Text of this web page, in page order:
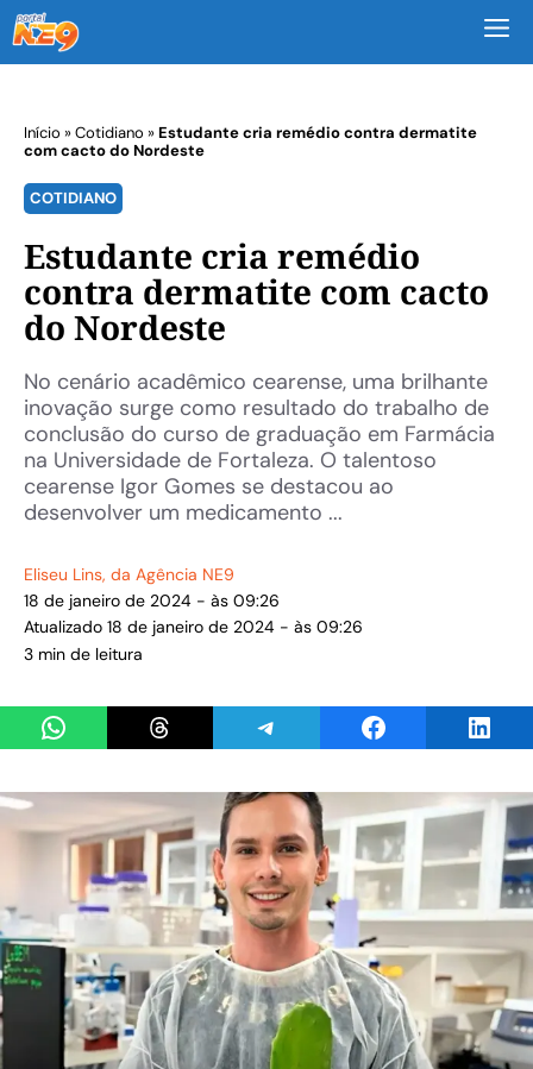
Início »Cotidiano »Estudante cria remédio contra dermatite
com cacto do Nordeste
COTIDIANO
Estudante cria remédio
contra dermatite com cacto
do Nordeste
No cenário acadêmico cearense, uma brilhante
inovação surge como resultado do trabalho de
conclusão do curso de graduação em Farmácia
na Universidade de Fortaleza. O talentoso
cearense Igor Gomes se destacou ao
desenvolver um medicamento ...
Eliseu Lins, da Agência NE9
18 de janeiro de 2024 - às 09:26
Atualizado 18 de janeiro de 2024 - às 09:26
3 min de leitura
Share on WhatsAppShare on ThreadsShare on TelegramShare on Facebook